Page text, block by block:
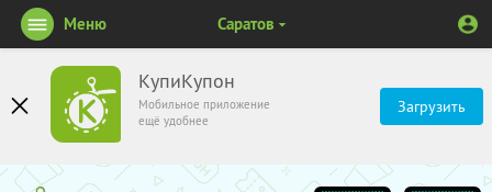
КупиКупон
Мобильное приложение
ещё удобнее
Загрузить
Меню Саратов